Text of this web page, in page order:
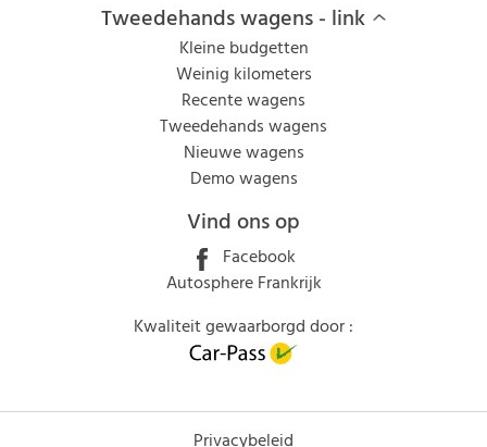
Tweedehands wagens - link
Kleine budgetten
Weinig kilometers
Recente wagens
Tweedehands wagens
Nieuwe wagens
Demo wagens
Vind ons op
Facebook
Autosphere Frankrijk
Kwaliteit gewaarborgd door :